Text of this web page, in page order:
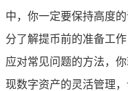
中，你一定要保持高度
分了解提币前的准备工
应对常见问题的方法，
现数字资产的灵活管理